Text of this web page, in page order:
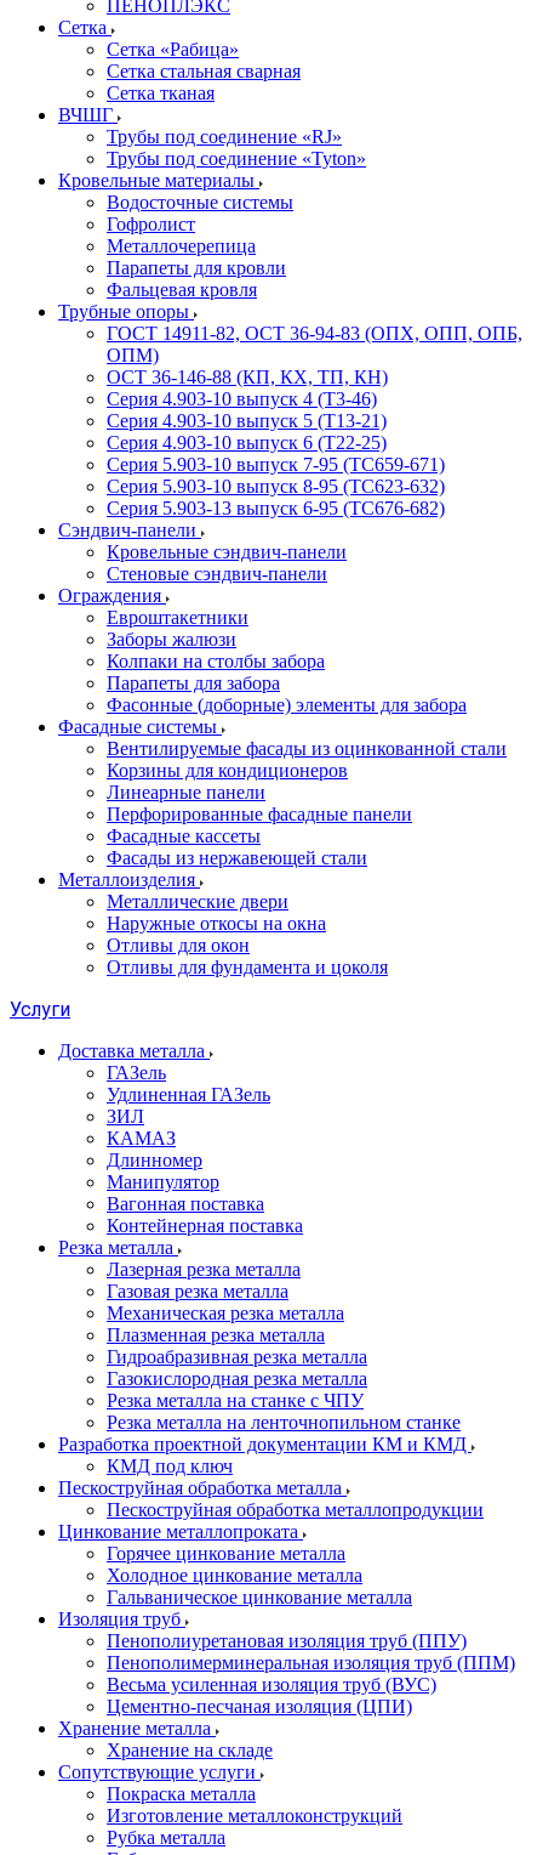
ПЕНОПЛЭКС
Сетка
Сетка «Рабица»
Сетка стальная сварная
Сетка тканая
ВЧШГ
Трубы под соединение «RJ»
Трубы под соединение «Tyton»
Кровельные материалы
Водосточные системы
Гофролист
Металлочерепица
Парапеты для кровли
Фальцевая кровля
Трубные опоры
ГОСТ 14911-82, ОСТ 36-94-83 (ОПХ, ОПП, ОПБ,
ОПМ)
ОСТ 36-146-88 (КП, КХ, ТП, КН)
Серия 4.903-10 выпуск 4 (Т3-46)
Серия 4.903-10 выпуск 5 (Т13-21)
Серия 4.903-10 выпуск 6 (Т22-25)
Серия 5.903-10 выпуск 7-95 (ТС659-671)
Серия 5.903-10 выпуск 8-95 (ТС623-632)
Серия 5.903-13 выпуск 6-95 (ТС676-682)
Сэндвич-панели
Кровельные сэндвич-панели
Стеновые сэндвич-панели
Ограждения
Евроштакетники
Заборы жалюзи
Колпаки на столбы забора
Парапеты для забора
Фасонные (доборные) элементы для забора
Фасадные системы
Вентилируемые фасады из оцинкованной стали
Корзины для кондиционеров
Линеарные панели
Перфорированные фасадные панели
Фасадные кассеты
Фасады из нержавеющей стали
Металлоизделия
Металлические двери
Наружные откосы на окна
Отливы для окон
Отливы для фундамента и цоколя
Услуги
Доставка металла
ГАЗель
Удлиненная ГАЗель
ЗИЛ
КАМАЗ
Длинномер
Манипулятор
Вагонная поставка
Контейнерная поставка
Резка металла
Лазерная резка металла
Газовая резка металла
Механическая резка металла
Плазменная резка металла
Гидроабразивная резка металла
Газокислородная резка металла
Резка металла на станке с ЧПУ
Резка металла на ленточнопильном станке
Разработка проектной документации КМ и КМД
КМД под ключ
Пескоструйная обработка металла
Пескоструйная обработка металлопродукции
Цинкование металлопроката
Горячее цинкование металла
Холодное цинкование металла
Гальваническое цинкование металла
Изоляция труб
Пенополиуретановая изоляция труб (ППУ)
Пенополимерминеральная изоляция труб (ППМ)
Весьма усиленная изоляция труб (ВУС)
Цементно-песчаная изоляция (ЦПИ)
Хранение металла
Хранение на складе
Сопутствующие услуги
Покраска металла
Изготовление металлоконструкций
Рубка металла